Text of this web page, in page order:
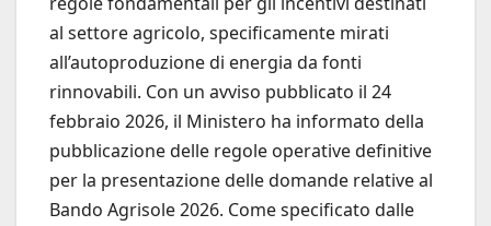
al settore agricolo, specificamente mirati
all’autoproduzione di energia da fonti
rinnovabili. Con un avviso pubblicato il 24
febbraio 2026, il Ministero ha informato della
pubblicazione delle regole operative definitive
per la presentazione delle domande relative al
Bando Agrisole 2026. Come specificato dalle